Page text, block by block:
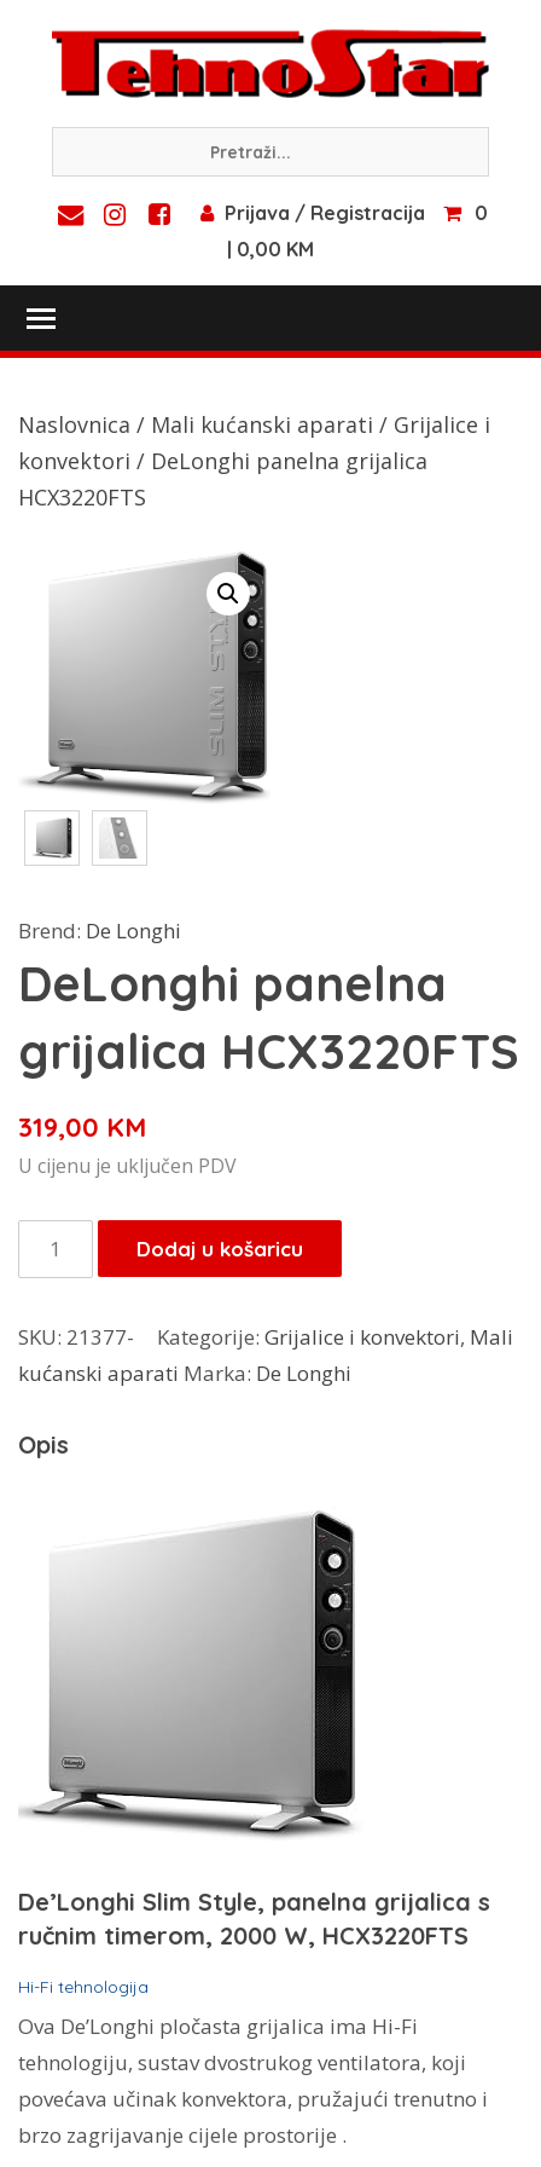
content
Prijava / Registracija
0
| 0,00 KM
Naslovnica / Mali kućanski aparati / Grijalice i
konvektori / DeLonghi panelna grijalica
HCX3220FTS
Brend: De Longhi
DeLonghi panelna
grijalica HCX3220FTS
319,00 KM
U cijenu je uključen PDV
DeLonghi
panelna
HCX3220FTS
količina
Dodaj u košaricu
SKU: 21377- Kategorije: Grijalice i konvektori, Mali
kućanski aparati Marka: De Longhi
Opis
De’Longhi Slim Style, panelna grijalica s
ručnim timerom, 2000 W, HCX3220FTS
Hi-Fi tehnologija
Ova De’Longhi pločasta grijalica ima Hi-Fi
tehnologiju, sustav dvostrukog ventilatora, koji
povećava učinak konvektora, pružajući trenutno i
brzo zagrijavanje cijele prostorije .